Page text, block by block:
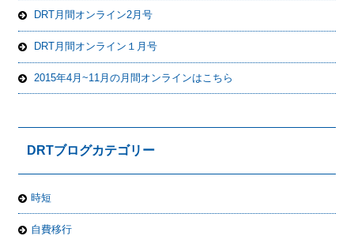
DRT月間オンライン2月号
DRT月間オンライン１月号
2015年4月~11月の月間オンラインはこちら
DRTブログカテゴリー
時短
自費移行